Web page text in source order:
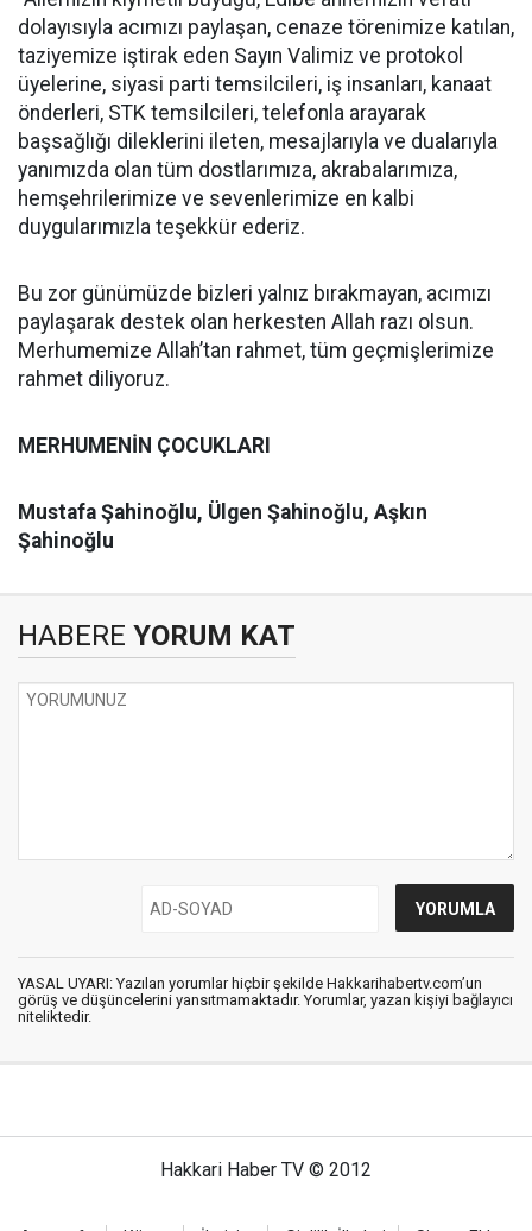
dolayısıyla acımızı paylaşan, cenaze törenimize katılan,
taziyemize iştirak eden Sayın Valimiz ve protokol
üyelerine, siyasi parti temsilcileri, iş insanları, kanaat
önderleri, STK temsilcileri, telefonla arayarak
başsağlığı dileklerini ileten, mesajlarıyla ve dualarıyla
yanımızda olan tüm dostlarımıza, akrabalarımıza,
hemşehrilerimize ve sevenlerimize en kalbi
duygularımızla teşekkür ederiz.
Bu zor günümüzde bizleri yalnız bırakmayan, acımızı
paylaşarak destek olan herkesten Allah razı olsun.
Merhumemize Allah’tan rahmet, tüm geçmişlerimize
rahmet diliyoruz.
MERHUMENİN ÇOCUKLARI
Mustafa Şahinoğlu, Ülgen Şahinoğlu, Aşkın
Şahinoğlu
HABERE YORUM KAT
YASAL UYARI: Yazılan yorumlar hiçbir şekilde Hakkarihabertv.com’un
görüş ve düşüncelerini yansıtmamaktadır. Yorumlar, yazan kişiyi bağlayıcı
niteliktedir.
Hakkari Haber TV © 2012